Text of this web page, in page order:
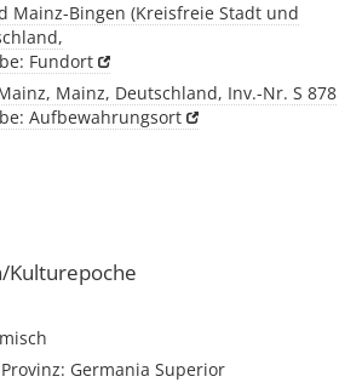
Mainz-Bingen (Kreisfreie Stadt und
Fundort
Mainz, Deutschland, Inv.-Nr. S 878
Aufbewahrungsort
Kulturepoche
Germania Superior